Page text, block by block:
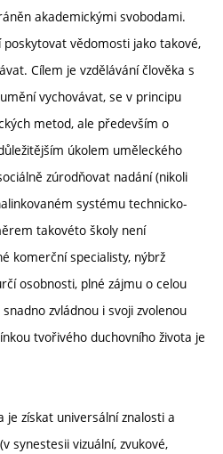
akademickými svobodami.
vědomosti jako takové,
Cílem je vzdělávání člověka s
vychovávat, se v principu
metod, ale především o
úkolem uměleckého
zúrodňovat nadání (nikoli
systému technicko-
takovéto školy není
komerční specialisty, nýbrž
osobnosti, plné zájmu o celou
zvládnou i svoji zvolenou
tvořivého duchovního života je
je získat universální znalosti a
synestesii vizuální, zvukové,